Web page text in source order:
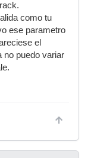
como tu
ese parametro
el
no puedo variar